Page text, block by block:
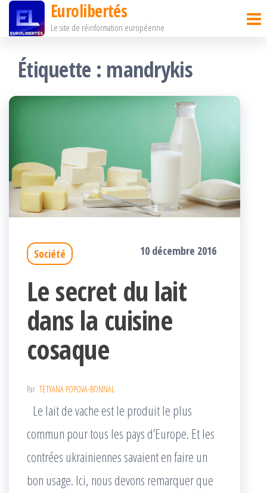
Passer
contenu
Eurolibertés
Le site de réinformation européenne
Étiquette : mandrykis
Société 10 décembre 2016
Le secret du lait
dans la cuisine
cosaque
Par TETYANA POPOVA-BONNAL
Le lait de vache est le produit le plus
commun pour tous les pays d’Europe. Et les
contrées ukrainiennes savaient en faire un
bon usage. Ici, nous devons remarquer que